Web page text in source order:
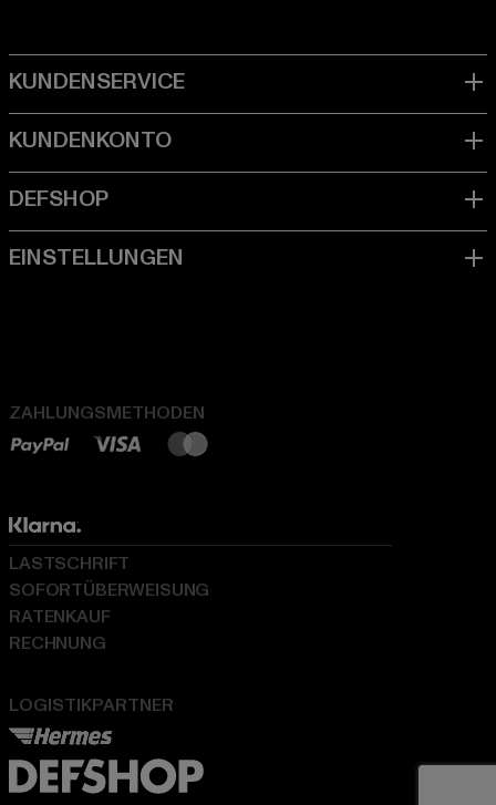
ZAHLUNGSMETHODEN
LOGISTIKPARTNER
LASTSCHRIFT
SOFORTÜBERWEISUNG
RATENKAUF
RECHNUNG